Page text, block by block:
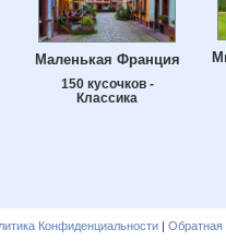
Маленькая Франция
150 кусочков -
Классика
Конфиденциальности | Обратная